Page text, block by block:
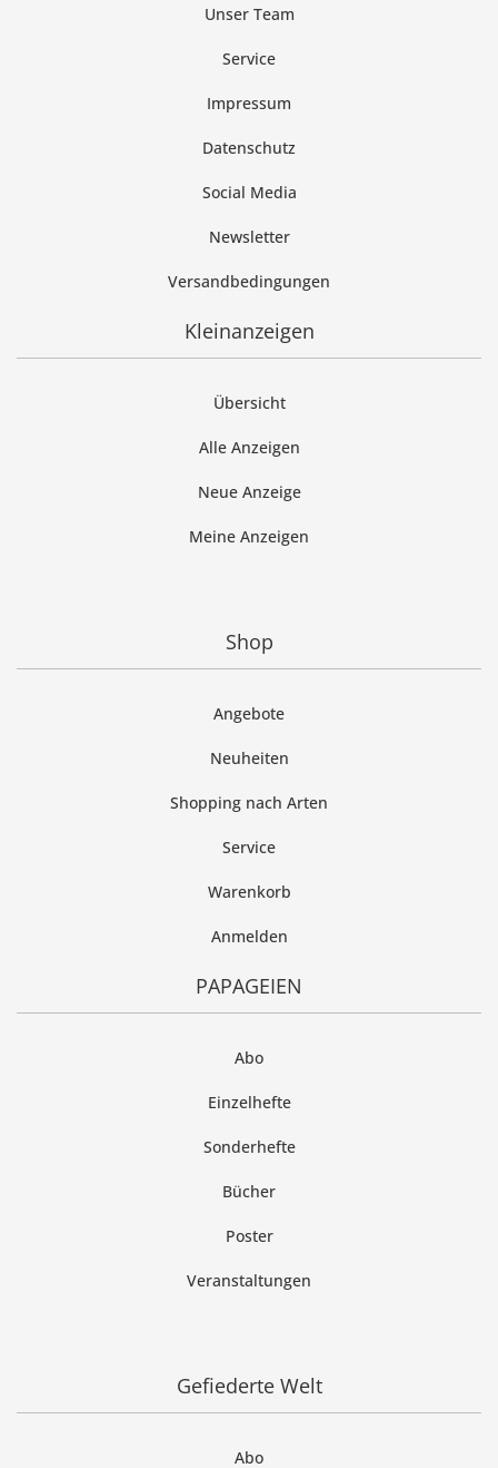
Unser Team
Service
Impressum
Datenschutz
Social Media
Newsletter
Versandbedingungen
Kleinanzeigen
Übersicht
Alle Anzeigen
Neue Anzeige
Meine Anzeigen
Shop
Angebote
Neuheiten
Shopping nach Arten
Service
Warenkorb
Anmelden
PAPAGEIEN
Abo
Einzelhefte
Sonderhefte
Bücher
Poster
Veranstaltungen
Gefiederte Welt
Abo